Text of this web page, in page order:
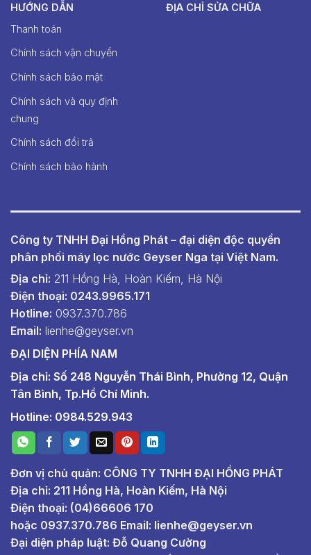
HƯỚNG DẪN
Thanh toán
Chính sách vận chuyển
Chính sách bảo mật
Chính sách và quy định
chung
Chính sách đổi trả
Chính sách bảo hành
ĐỊA CHỈ SỬA CHỮA
Công ty TNHH Đại Hồng Phát – đại diện độc quyền
phân phối máy lọc nước Geyser Nga tại Việt Nam.
Địa chỉ: 211 Hồng Hà, Hoàn Kiếm, Hà Nội
Điện thoại: 0243.9965.171
Hotline: 0937.370.786
Email: lienhe@geyser.vn
ĐẠI DIỆN PHÍA NAM
Địa chỉ: Số 248 Nguyễn Thái Bình, Phường 12, Quận
Tân Bình, Tp.Hồ Chí Minh.
Hotline: 0984.529.943
Đơn vị chủ quản: CÔNG TY TNHH ĐẠI HỒNG PHÁT
Địa chỉ: 211 Hồng Hà, Hoàn Kiếm, Hà Nội
Điện thoại: (04)66606 170
hoặc 0937.370.786 Email: lienhe@geyser.vn
Đại diện pháp luật: Đỗ Quang Cường